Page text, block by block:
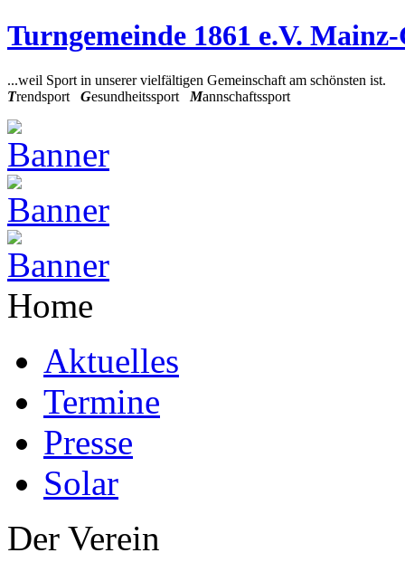
Turngemeinde 1861 e.V.
...weil Sport in unserer vielfältigen Gemeinschaft am schönsten ist.
Trendsport Gesundheitssport Mannschaftssport
Home
Aktuelles
Termine
Presse
Solar
Der Verein